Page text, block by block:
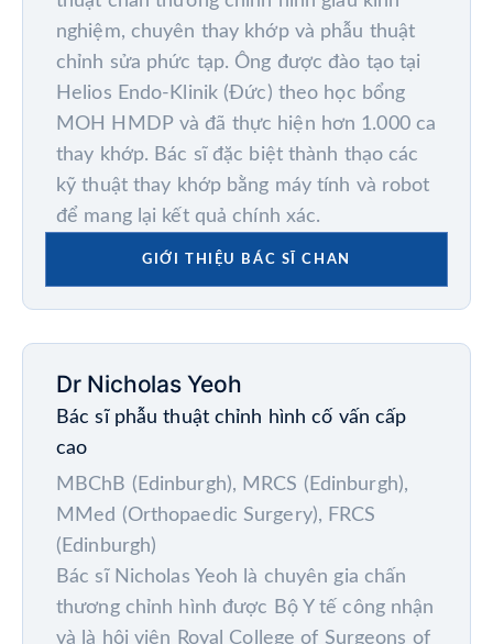
nghiệm, chuyên thay khớp và phẫu thuật
chỉnh sửa phức tạp. Ông được đào tạo tại
Helios Endo-Klinik (Đức) theo học bổng
MOH HMDP và đã thực hiện hơn 1.000 ca
thay khớp. Bác sĩ đặc biệt thành thạo các
kỹ thuật thay khớp bằng máy tính và robot
để mang lại kết quả chính xác.
GIỚI THIỆU BÁC SĨ CHAN
Dr Nicholas Yeoh
Bác sĩ phẫu thuật chỉnh hình cố vấn cấp
cao
MBChB (Edinburgh), MRCS (Edinburgh),
MMed (Orthopaedic Surgery), FRCS
(Edinburgh)
Bác sĩ Nicholas Yeoh là chuyên gia chấn
thương chỉnh hình được Bộ Y tế công nhận
và là hội viên Royal College of Surgeons of